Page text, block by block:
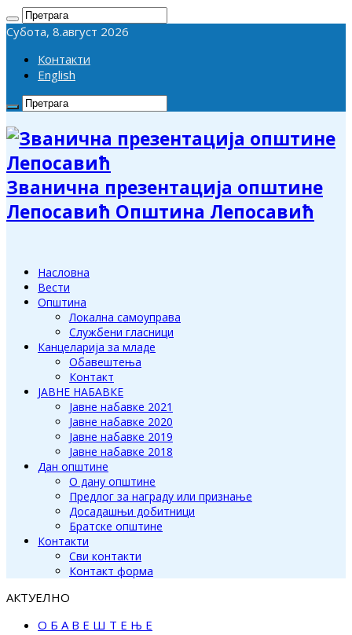
Субота, 8.август 2026
Контакти
English
Званична презентација општине
Лепосавић Општина Лепосавић
Насловна
Вести
Општина
Локална самоуправа
Службени гласници
Канцеларија за младе
Обавештења
Контакт
ЈАВНЕ НАБАВКЕ
Јавне набавке 2021
Јавне набавке 2020
Јавне набавке 2019
Јавне набавке 2018
Дан општине
О дану општине
Предлог за награду или признање
Досадашњи добитници
Братске општине
Контакти
Сви контакти
Контакт форма
АКТУЕЛНО
О Б А В Е Ш Т Е Њ Е